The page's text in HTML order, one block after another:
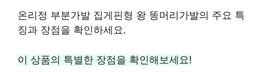
온리정 부분가발 집게핀형 왕 똥머리가발의 주요 특
징과 장점을 확인하세요.
이 상품의 특별한 장점을 확인해보세요!